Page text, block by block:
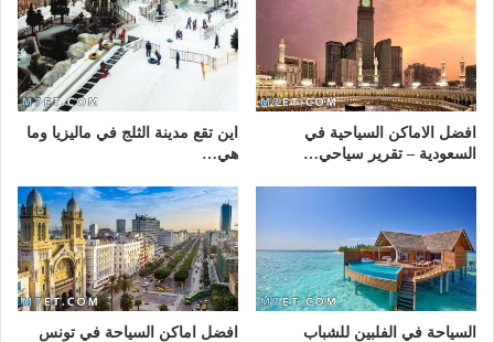
افضل الاماكن السياحية في
السعودية – تقرير سياحي…
اين تقع مدينة الثلج في ماليزيا وما
هي…
السياحة في الفلبين للشباب
افضل اماكن السياحة في تونس